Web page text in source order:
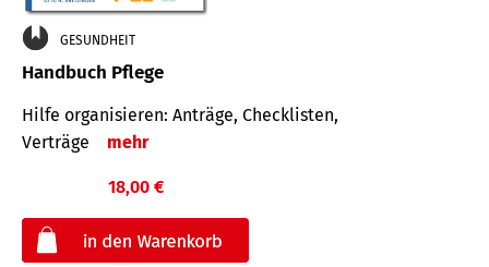
GESUNDHEIT
Handbuch Pflege
Hilfe organisieren: Anträge, Checklisten,
Verträge
mehr
18,00 €